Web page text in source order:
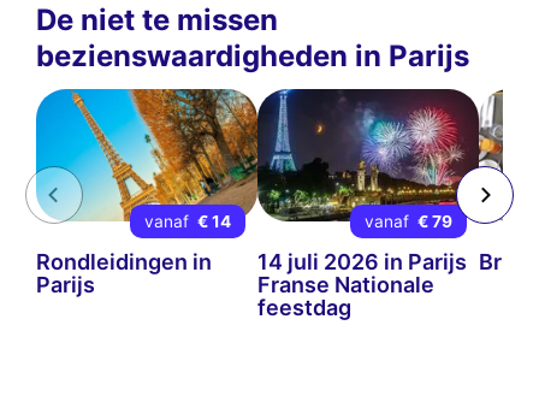
De niet te missen
bezienswaardigheden in Parijs
vanaf € 14
Rondleidingen in
Parijs
vanaf € 79
14 juli 2026 in Parijs
Franse Nationale
feestdag